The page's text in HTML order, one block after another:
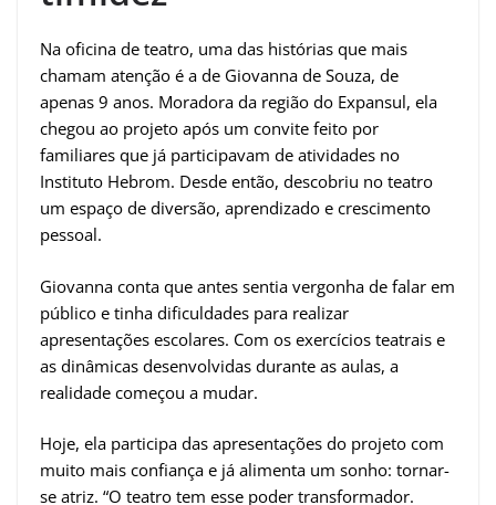
Na oficina de teatro, uma das histórias que mais
chamam atenção é a de Giovanna de Souza, de
apenas 9 anos. Moradora da região do Expansul, ela
chegou ao projeto após um convite feito por
familiares que já participavam de atividades no
Instituto Hebrom. Desde então, descobriu no teatro
um espaço de diversão, aprendizado e crescimento
pessoal.
Giovanna conta que antes sentia vergonha de falar em
público e tinha dificuldades para realizar
apresentações escolares. Com os exercícios teatrais e
as dinâmicas desenvolvidas durante as aulas, a
realidade começou a mudar.
Hoje, ela participa das apresentações do projeto com
muito mais confiança e já alimenta um sonho: tornar-
se atriz. “O teatro tem esse poder transformador.